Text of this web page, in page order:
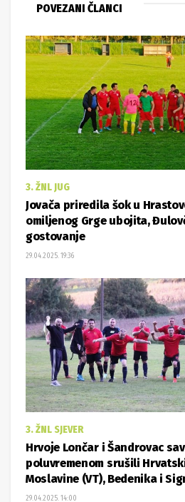
POVEZANI ČLANCI
3. ŽNL JUG
Jovača priredila šok u
omiljenog Grge ubojita,
gostovanje
29.04.2025. 19:36
3. ŽNL SJEVER
Hrvoje Lončar i Šandrovac
poluvremenom srušili
Moslavine (VT), Bedenika i
29.04.2025. 14:00